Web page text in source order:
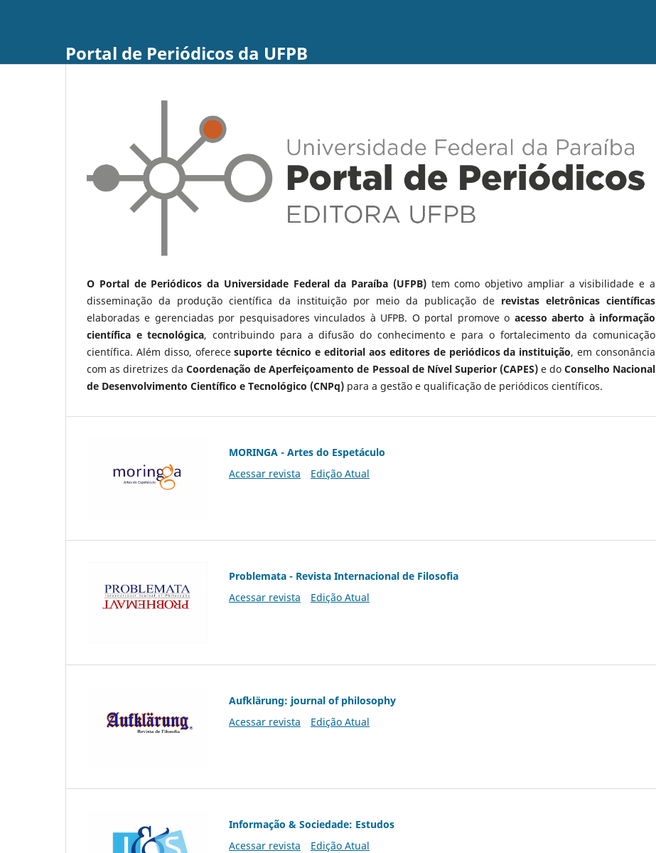
Portal de Periódicos da UFPB
O Portal de Periódicos da Universidade Federal da Paraíba (UFPB)tem como objetivo ampliar a visibilidade e a
disseminação da produção científica da instituição por meio da publicação de revistas eletrônicas científicas
elaboradas e gerenciadas por pesquisadores vinculados à UFPB. O portal promove o acesso aberto à informação
científica e tecnológica, contribuindo para a difusão do conhecimento e para o fortalecimento da comunicação
científica. Além disso, oferecesuporte técnico e editorial aos editores de periódicos da instituição, em consonância
com as diretrizes daCoordenação de Aperfeiçoamento de Pessoal de Nível Superior (CAPES)e do Conselho Nacional
de Desenvolvimento Científico e Tecnológico (CNPq) para a gestão e qualificação de periódicos científicos.
MORINGA - Artes do Espetáculo
Acessar revista
Edição Atual
Problemata - Revista Internacional de Filosofia
Acessar revista
Edição Atual
Aufklärung: journal of philosophy
Acessar revista
Edição Atual
Informação & Sociedade: Estudos
Acessar revista
Edição Atual